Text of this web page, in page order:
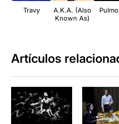
Travy
A.K.A. (Also
Known As)
Artículos